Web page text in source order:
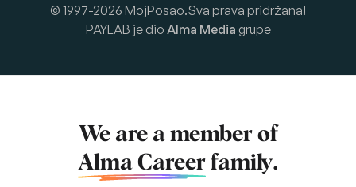
© 1997-2026 MojPosao.Sva prava pridržana!
PAYLAB je dio Alma Media grupe
We are a member of
Alma Career family.